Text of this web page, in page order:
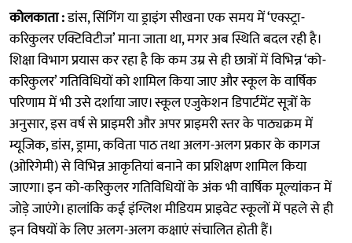
कोलकाता :डांस, सिंगिंग या ड्राइंग सीखना एक समय में ‘एक्स्ट्रा-
करिकुलर एक्टिविटीज’ माना जाता था, मगर अब स्थिति बदल रही है।
शिक्षा विभाग प्रयास कर रहा है कि कम उम्र से ही छात्रों में विभिन्न ‘को-
करिकुलर’ गतिविधियों को शामिल किया जाए और स्कूल के वार्षिक
परिणाम में भी उसे दर्शाया जाए। स्कूल एजुकेशन डिपार्टमेंट सूत्रों के
अनुसार, इस वर्ष से प्राइमरी और अपर प्राइमरी स्तर के पाठ्यक्रम में
म्यूजिक, डांस, ड्रामा, कविता पाठ तथा अलग-अलग प्रकार के कागज
(ओरिगेमी) से विभिन्न आकृतियां बनाने का प्रशिक्षण शामिल किया
जाएगा। इन को-करिकुलर गतिविधियों के अंक भी वार्षिक मूल्यांकन में
जोड़े जाएंगे। हालांकि कई इंग्लिश मीडियम प्राइवेट स्कूलों में पहले से ही
इन विषयों के लिए अलग-अलग कक्षाएं संचालित होती हैं।